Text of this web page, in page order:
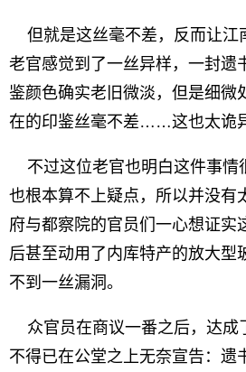
但就是这丝毫不差，反而让江
老官感觉到了一丝异样，一封遗
鉴颜色确实老旧微淡，但是细微
在的印鉴丝毫不差……这也太诡
不过这位老官也明白这件事情
也根本算不上疑点，所以并没有
府与都察院的官员们一心想证实
后甚至动用了内库特产的放大
不到一丝漏洞。
众官员在商议一番之后，达成
不得已在公堂之上无奈宣告：遗